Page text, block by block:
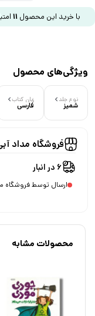
با خرید این محصول 11
ویژگی‌های محصول
نوع جلد
شمیز
زبان کتاب
فارسی
فروشگاه مداد
6 در انبار
ارسال توسط فروشگاه
محصولات مشابه